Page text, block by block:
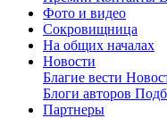
Фото и видео
Сокровищница
На общих началах
Новости
Благие вести
Блоги авторов
Партнеры